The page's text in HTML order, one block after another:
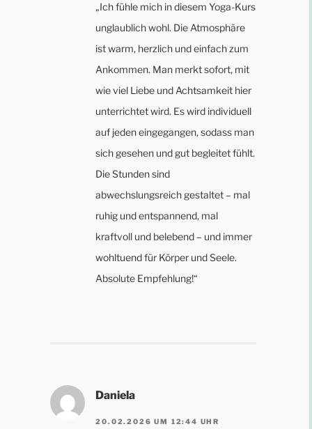
„Ich fühle mich in diesem Yoga-Kurs
unglaublich wohl. Die Atmosphäre
ist warm, herzlich und einfach zum
Ankommen. Man merkt sofort, mit
wie viel Liebe und Achtsamkeit hier
unterrichtet wird. Es wird individuell
auf jeden eingegangen, sodass man
sich gesehen und gut begleitet fühlt.
Die Stunden sind
abwechslungsreich gestaltet – mal
ruhig und entspannend, mal
kraftvoll und belebend – und immer
wohltuend für Körper und Seele.
Absolute Empfehlung!“
Daniela
20.02.2026 UM 12:44 UHR